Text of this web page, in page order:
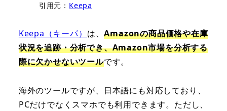
引用元： Keepa
Keepa（キーパ） は、Amazonの商品価格や在庫
状況を追跡・分析でき、Amazon市場を分析する
際に欠かせないツールです。
海外のツールですが、日本語にも対応しており、
PCだけでなくスマホでも利用できます。ただし、